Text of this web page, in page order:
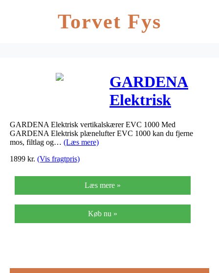
Torvet Fys
GARDENA
Elektrisk
vertikalskærer
EVC 1000 –
Elektrisk…
GARDENA Elektrisk vertikalskærer EVC 1000 Med
GARDENA Elektrisk plænelufter EVC 1000 kan du fjerne
mos, filtlag og… (Læs mere)
1899 kr. (Vis fragtpris)
Læs mere »
Køb nu »